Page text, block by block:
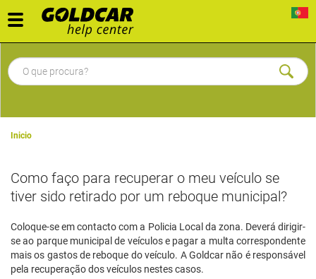
Toggle
navigation
Inicio
Como faço para recuperar o meu veículo se
tiver sido retirado por um reboque municipal?
Coloque-se em contacto com a Policia Local da zona. Deverá dirigir-
se ao parque municipal de veículos e pagar a multa correspondente
mais os gastos de reboque do veículo. A Goldcar não é responsável
pela recuperação dos veículos nestes casos.